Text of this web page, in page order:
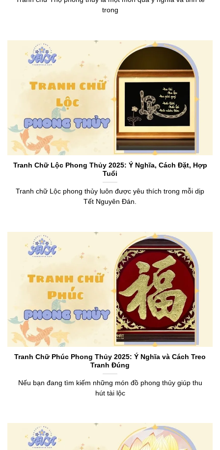
trong
Tranh Chữ Lộc Phong Thủy 2025: Ý Nghĩa, Cách Đặt, Hợp
Tuổi
Tranh chữ Lộc phong thủy luôn được yêu thích trong mỗi dịp
Tết Nguyên Đán.
Tranh Chữ Phúc Phong Thủy 2025: Ý Nghĩa và Cách Treo
Tranh Đúng
Nếu bạn đang tìm kiếm những món đồ phong thủy giúp thu
hút tài lộc